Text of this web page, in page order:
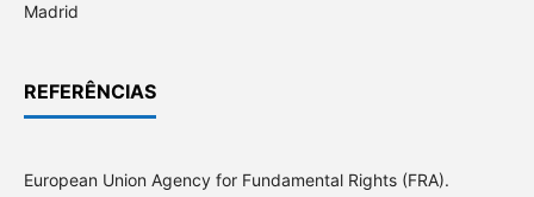
Madrid
REFERÊNCIAS
European Union Agency for Fundamental Rights (FRA).